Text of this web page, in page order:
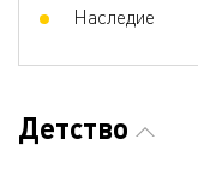
Наследие
Детство